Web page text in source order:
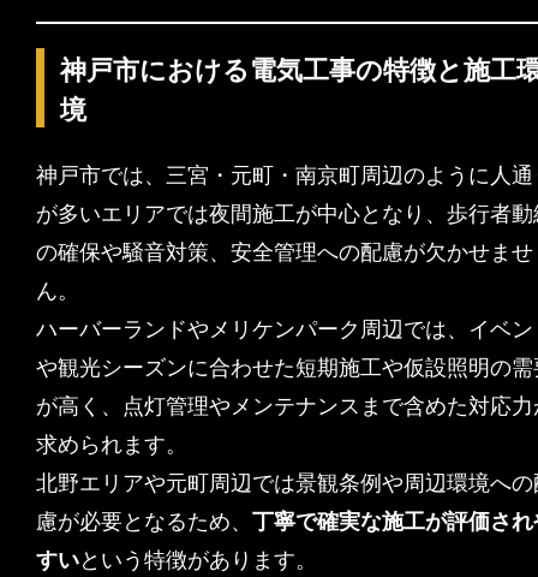
神戸市における電気工事の特徴と施工
境
神戸市では、三宮・元町・南京町周辺のように人通
が多いエリアでは夜間施工が中心となり、歩行者動
の確保や騒音対策、安全管理への配慮が欠かせませ
ん。
ハーバーランドやメリケンパーク周辺では、イベン
や観光シーズンに合わせた短期施工や仮設照明の需
が高く、点灯管理やメンテナンスまで含めた対応力
求められます。
北野エリアや元町周辺では景観条例や周辺環境への
慮が必要となるため、 丁寧で確実な施工が評価され
すいという特徴があります。